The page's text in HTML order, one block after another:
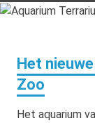
Het
Zoo
Het aquarium